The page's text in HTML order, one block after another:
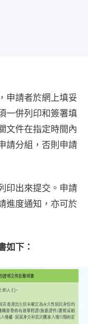
申請者於網上填妥
一併列印和簽署填
文件在指定時間內
請分組，否則申請
印出來提交。申請
進度通知，亦可於
如下：